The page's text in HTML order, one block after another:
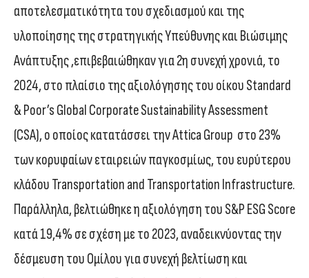
αποτελεσματικότητα του σχεδιασμού και της
υλοποίησης της στρατηγικής Υπεύθυνης και Βιώσιμης
Ανάπτυξης ,επιβεβαιώθηκαν για 2η συνεχή χρονιά, το
2024, στο πλαίσιο της αξιολόγησης του οίκου Standard
& Poor’s Global Corporate Sustainability Assessment
(CSA), ο οποίος κατατάσσει την Attica Group στο 23%
των κορυφαίων εταιρειών παγκοσμίως, του ευρύτερου
κλάδου Transportation and Transportation Infrastructure.
Παράλληλα, βελτιώθηκε η αξιολόγηση του S&P ESG Score
κατά 19,4% σε σχέση με το 2023, αναδεικνύοντας την
δέσμευση του Ομίλου για συνεχή βελτίωση και